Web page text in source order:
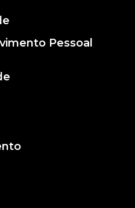
é evangelizar; além disso
300 mil ouvintes em mais
rural e urbana.